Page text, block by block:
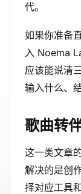
代。
如果你准备
入 Noema
应该能说清
输入什么、
歌曲转
这一类文章
解决的是创
择对应工具